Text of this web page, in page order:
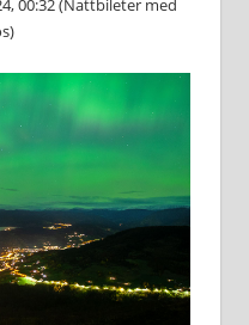
00:32 (Nattbileter med